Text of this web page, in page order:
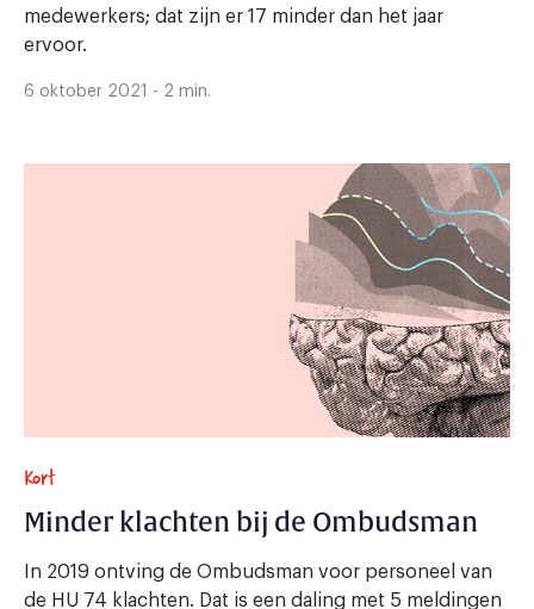
medewerkers; dat zijn er 17 minder dan het jaar
ervoor.
6 oktober 2021 - 2 min.
Kort
Minder klachten bij de Ombudsman
In 2019 ontving de Ombudsman voor personeel van
de HU 74 klachten. Dat is een daling met 5 meldingen